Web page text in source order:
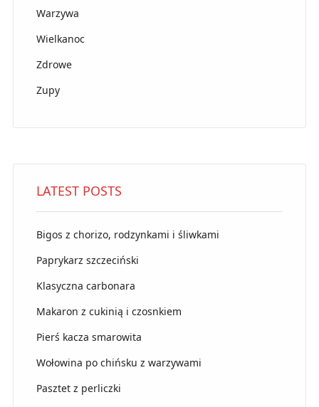
Warzywa
Wielkanoc
Zdrowe
Zupy
LATEST POSTS
Bigos z chorizo, rodzynkami i śliwkami
Paprykarz szczeciński
Klasyczna carbonara
Makaron z cukinią i czosnkiem
Pierś kacza smarowita
Wołowina po chińsku z warzywami
Pasztet z perliczki